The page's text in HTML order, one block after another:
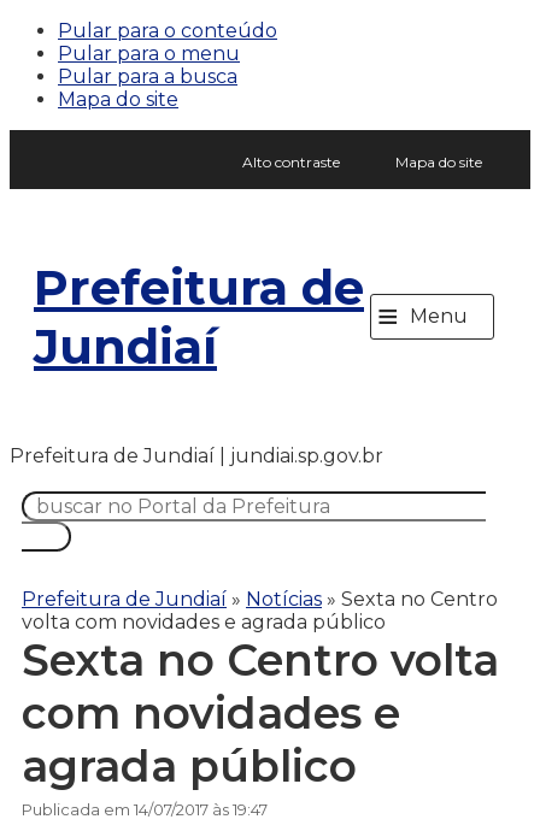
Pular para o conteúdo
Pular para o menu
Pular para a busca
Mapa do site
Alto contraste Mapa do site
Prefeitura de
Jundiaí
≡ Menu
Prefeitura de Jundiaí | jundiai.sp.gov.br
Prefeitura de Jundiaí » Notícias » Sexta no Centro
volta com novidades e agrada público
Sexta no Centro volta
com novidades e
agrada público
Publicada em 14/07/2017 às 19:47